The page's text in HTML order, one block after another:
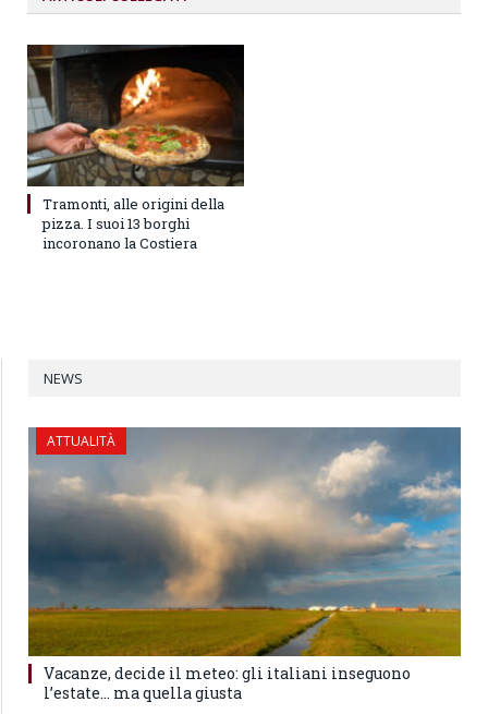
Tramonti, alle origini della
pizza. I suoi 13 borghi
incoronano la Costiera
NEWS
ATTUALITÀ
Vacanze, decide il meteo: gli italiani inseguono
l’estate… ma quella giusta